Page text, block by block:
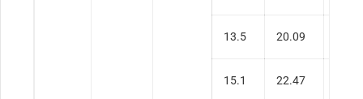
13.5 20.09
15.1 22.47